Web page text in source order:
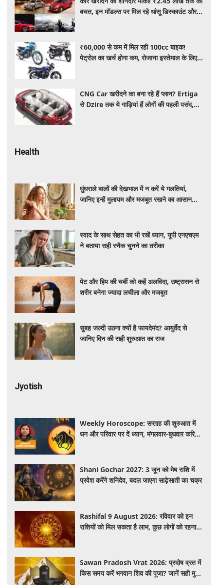
बचत, इन मॉडल्स पर मिल रहे धांसू डिस्काउंट और
₹60,000 से कम में मिल रही 100cc बाइक!
पेट्रोल का खर्च होगा कम, रोजाना इस्तेमाल के लिए है
CNG Car खरीदने का बना रहे हैं प्लान? Ertiga
से Dzire तक ये गाड़ियां हैं लोगों की पहली पसंद,
Health
घुंघराले बालों की देखभाल में न करें ये गलतियां,
जानिए इन्हें मुलायम और मजबूत रखने का आसान
स्वाद के साथ सेहत का भी रखें ध्यान, यूपी एनएचएम
ने बताया सही स्नैक चुनने का तरीका
पेट और हिप की चर्बी को कहें अलविदा, उष्ट्रासन से
शरीर बनेगा ज्यादा लचीला और मजबूत
सुबह जल्दी उठना क्यों है फायदेमंद? आयुर्वेद से
जानिए दिन की सही शुरुआत का राज
Jyotish
Weekly Horoscope: सप्ताह की शुरुआत में
धन और परिवार पर दें ध्यान, मंगलवार-बुधवार करियर
Shani Gochar 2027: 3 जून को मेष राशि में
प्रवेश करेंगे शनिदेव, बदल जाएगा साढ़ेसाती का चक्र
Rashifal 9 August 2026: रविवार को इन
राशियों को मिल सकता है लाभ, कुछ लोगों को रहना
Sawan Pradosh Vrat 2026: प्रदोष व्रत में
किस समय करें भगवान शिव की पूजा? जानें सही मुहूर्त